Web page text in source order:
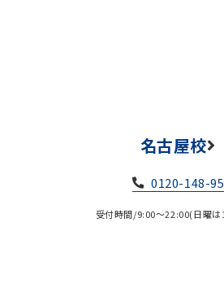
名古屋校
0120-148-
受付時間/9:00～22:00(日曜は